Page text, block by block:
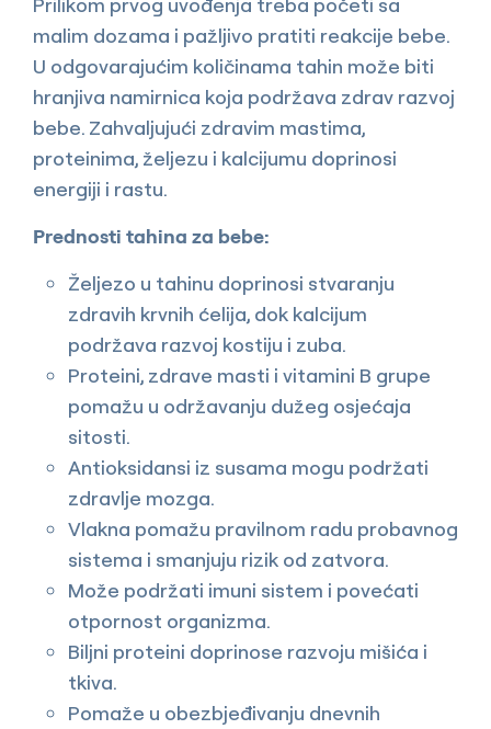
malim dozama i pažljivo pratiti reakcije bebe.
U odgovarajućim količinama tahin može biti
hranjiva namirnica koja podržava zdrav razvoj
bebe. Zahvaljujući zdravim mastima,
proteinima, željezu i kalcijumu doprinosi
energiji i rastu.
Prednosti tahina za bebe:
Željezo u tahinu doprinosi stvaranju
zdravih krvnih ćelija, dok kalcijum
podržava razvoj kostiju i zuba.
Proteini, zdrave masti i vitamini B grupe
pomažu u održavanju dužeg osjećaja
sitosti.
Antioksidansi iz susama mogu podržati
zdravlje mozga.
Vlakna pomažu pravilnom radu probavnog
sistema i smanjuju rizik od zatvora.
Može podržati imuni sistem i povećati
otpornost organizma.
Biljni proteini doprinose razvoju mišića i
tkiva.
Pomaže u obezbjeđivanju dnevnih